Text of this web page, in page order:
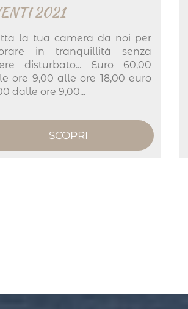
2021
la tua camera da noi per
in tranquillità senza
disturbato... Euro 60,00
ore 9,00 alle ore 18,00 euro
dalle ore 9,00...
SCOPRI